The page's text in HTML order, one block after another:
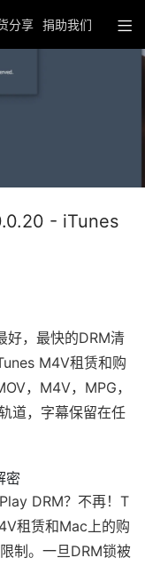
分享 捐助我们
- iTunes
好，最快的DRM清
M4V租赁和购
，M4V，MPG，
道，字幕保留在任
密
DRM？不再！T
租赁和Mac上的购
制。一旦DRM锁被